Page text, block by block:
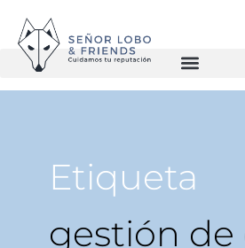
Etiqueta
gestión de